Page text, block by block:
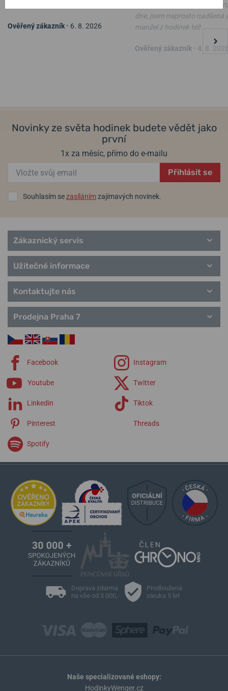
Ověřený zákazník • 6. 8. 2026
skvělé, i s gravírováním do
dne, jsem naprosto nadšená
manžel z hodinek též
Ověřený zákazník 4. 8.
Novinky ze světa hodinek budete vědět jako
první
1x za měsíc, přímo do e-mailu
Přihlásit se
Souhlasím sezasílánímzajímavých novinek.
Zákaznický servis
Užitečné informace
Kontaktujte nás
Prodejna Praha 7
Facebook Instagram
Youtube Twitter
Linkedin Tiktok
Pinterest Threads
Spotify
Doprava zdarma
na vše od 3 000,-
Prodloužená
záruka 5 let
Naše specializované eshopy:
HodinkyWenger.cz